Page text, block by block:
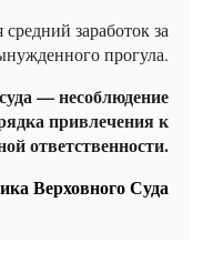
средний заработок за
прогула.
— несоблюдение
привлечения к
ответственности.
Верховного Суда